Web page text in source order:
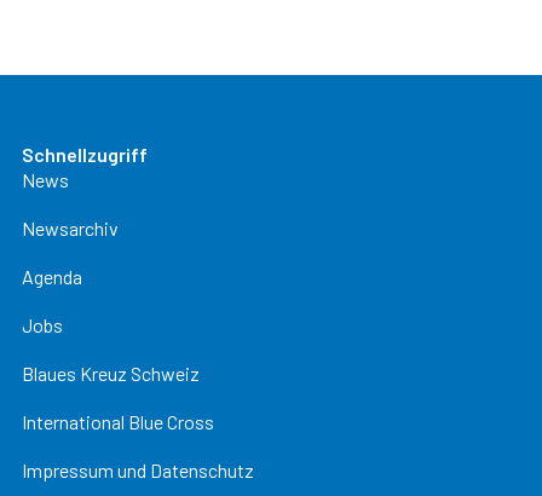
Schnellzugriff
News
Newsarchiv
Agenda
Jobs
Blaues Kreuz Schweiz
International Blue Cross
Impressum und Datenschutz